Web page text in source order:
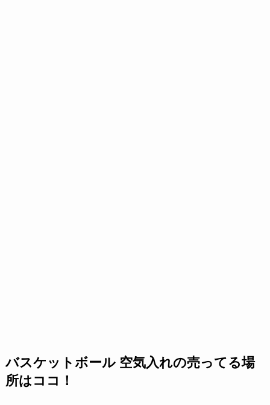
バスケットボール 空気入れの売ってる場
所はココ！